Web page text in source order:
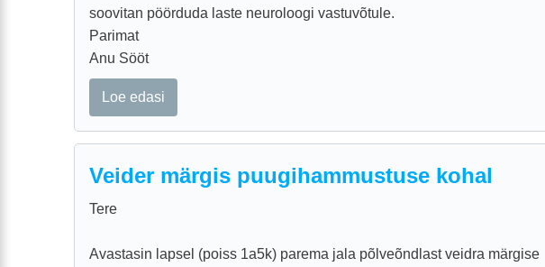
soovitan pöörduda laste neuroloogi vastuvõtule.
Parimat
Anu Sööt
Loe edasi
Veider märgis puugihammustuse kohal
Tere
Avastasin lapsel (poiss 1a5k) parema jala põlveõndlast veidra märgise